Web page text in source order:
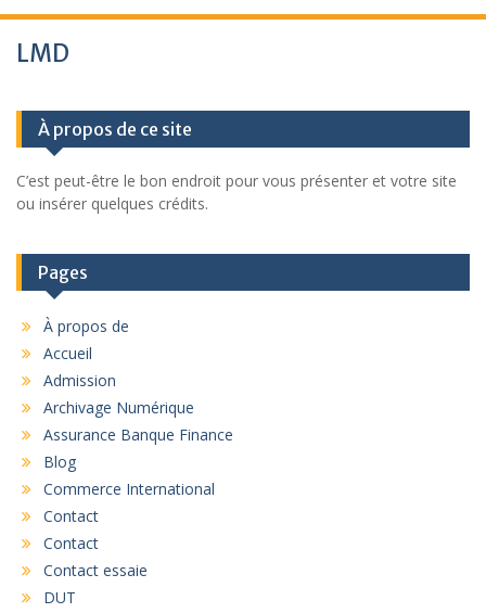
LMD
À propos de ce site
C’est peut-être le bon endroit pour vous présenter et votre site
ou insérer quelques crédits.
Pages
À propos de
Accueil
Admission
Archivage Numérique
Assurance Banque Finance
Blog
Commerce International
Contact
Contact
Contact essaie
DUT